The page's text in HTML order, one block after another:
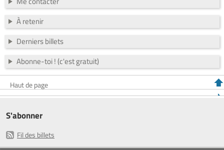
À retenir
Derniers billets
Abonne-toi ! (c'est gratuit)
Haut de page
S'abonner
Fil des billets